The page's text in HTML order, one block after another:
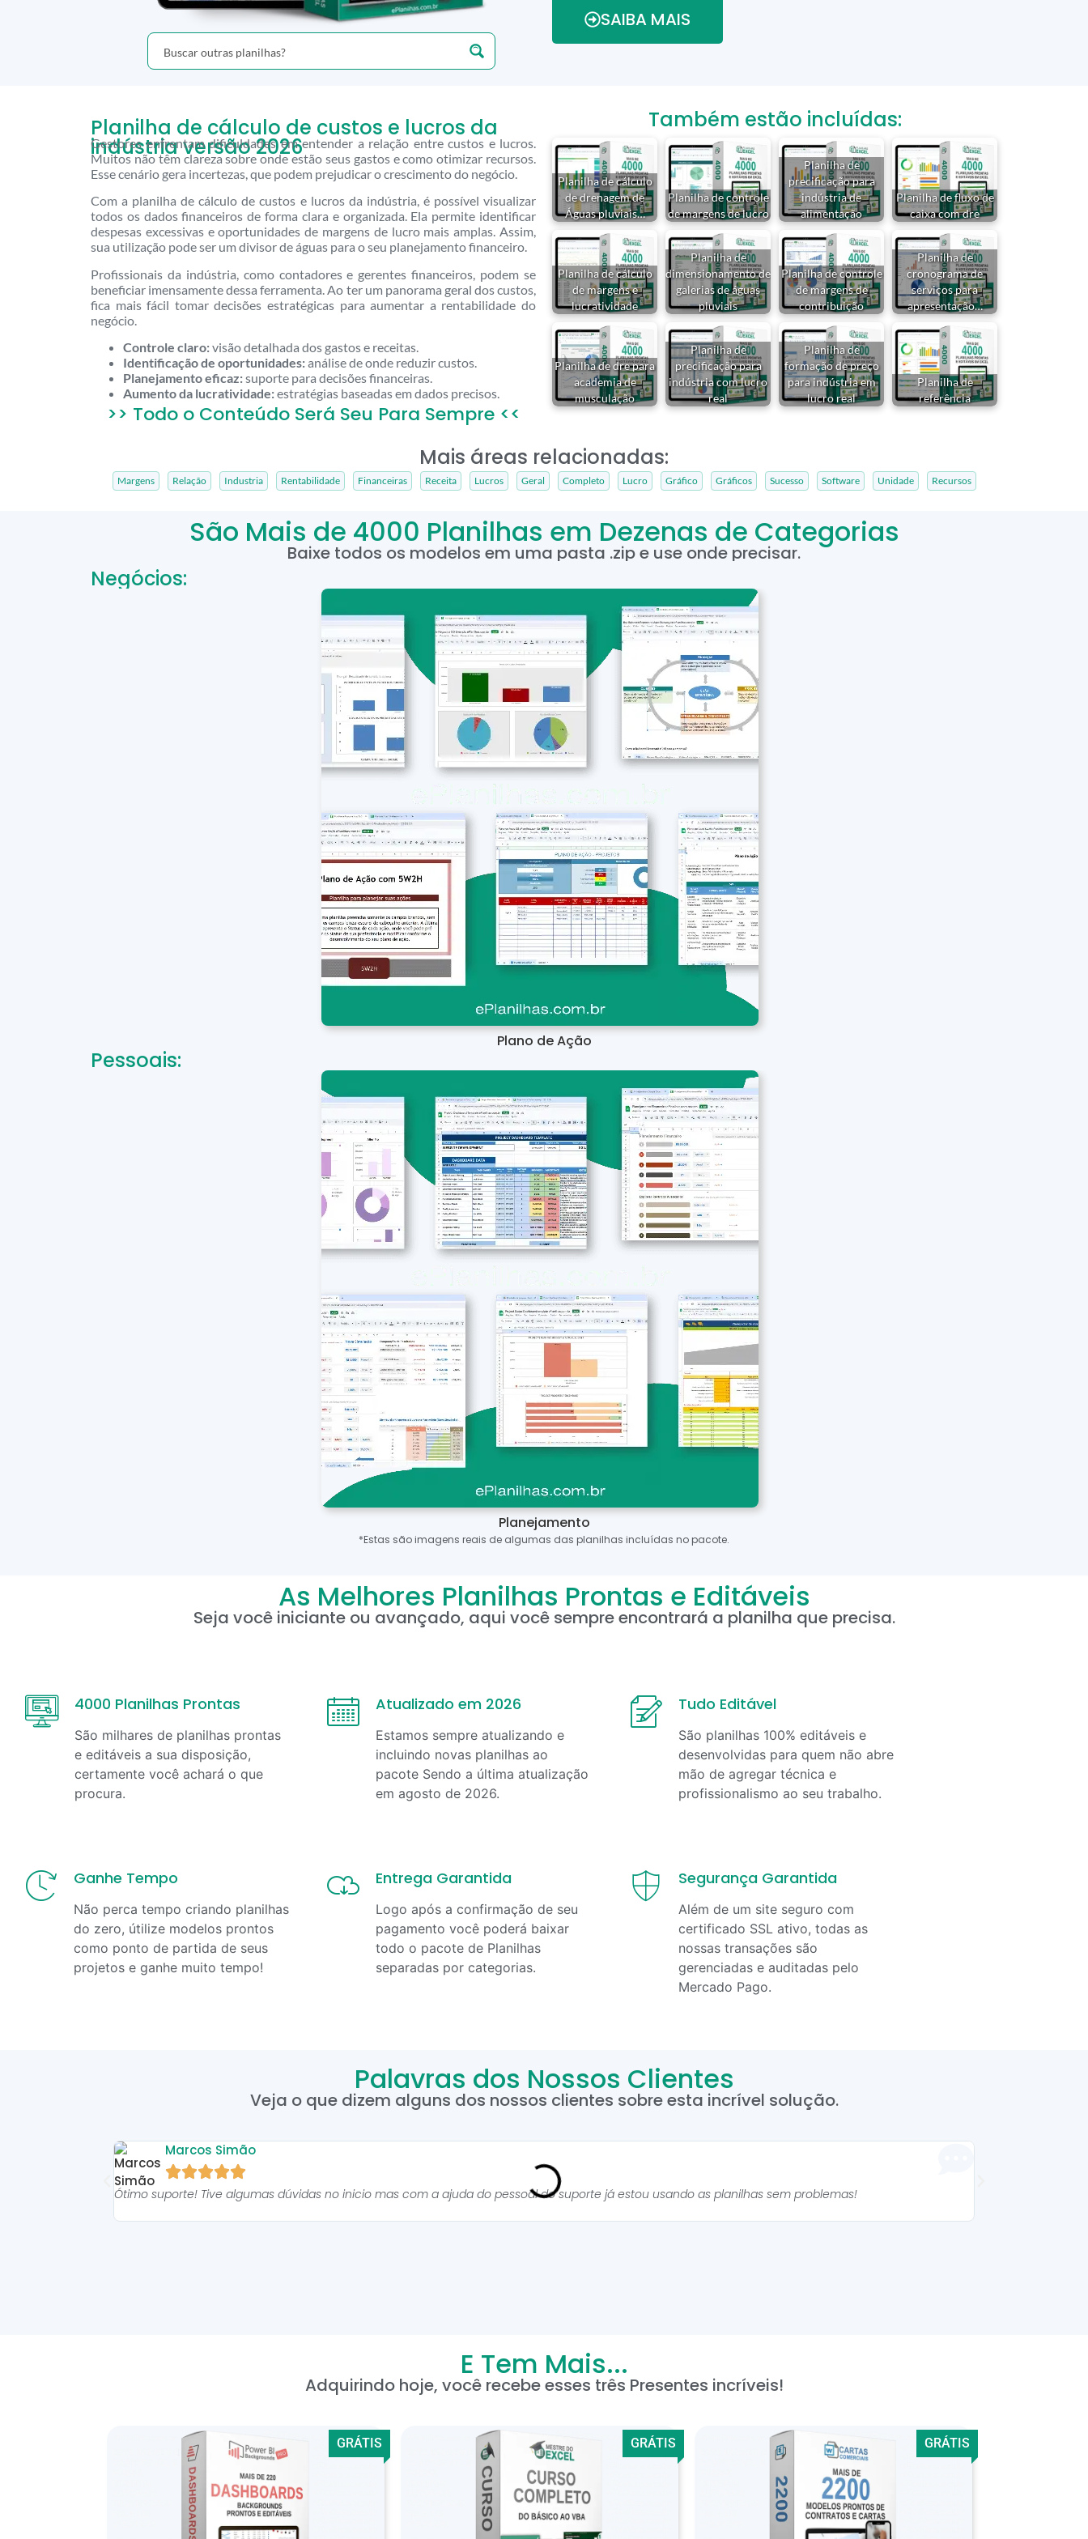
SAIBA MAIS
Planilha de cálculo de custos e lucros da
indústria versão 2026
Gestores enfrentam dificuldades em entender a relação entre custos e lucros.
Muitos não têm clareza sobre onde estão seus gastos e como otimizar recursos.
Esse cenário gera incertezas, que podem prejudicar o crescimento do negócio.
Com a planilha de cálculo de custos e lucros da indústria, é possível visualizar
todos os dados financeiros de forma clara e organizada. Ela permite identificar
despesas excessivas e oportunidades de margens de lucro mais amplas. Assim,
sua utilização pode ser um divisor de águas para o seu planejamento financeiro.
Profissionais da indústria, como contadores e gerentes financeiros, podem se
beneficiar imensamente dessa ferramenta. Ao ter um panorama geral dos custos,
fica mais fácil tomar decisões estratégicas para aumentar a rentabilidade do
negócio.
Controle claro:visão detalhada dos gastos e receitas.
Identificação de oportunidades:análise de onde reduzir custos.
Planejamento eficaz:suporte para decisões financeiras.
Aumento da lucratividade:estratégias baseadas em dados precisos.
>> Todo o Conteúdo Será Seu Para Sempre <<
Também estão incluídas:
Planilha de cálculo
de drenagem de
Águas pluviais…
Planilha de controle
de margens de lucro
Planilha de
precificação para
indústria de
alimentação
Planilha de fluxo de
caixa com dre
Planilha de cálculo
de margens e
lucratividade
Planilha de
dimensionamento de
galerias de águas
pluviais
Planilha de controle
de margens de
contribuição
Planilha de
cronograma de
serviços para
apresentação…
Planilha de dre para
academia de
musculação
Planilha de
precificação para
indústria com lucro
real
Planilha de
formação de preço
para indústria em
lucro real
Planilha de
referência
Mais áreas relacionadas:
Margens Relação Industria Rentabilidade Financeiras Receita Lucros Geral Completo Lucro Gráfico Gráficos Sucesso Software Unidade Recursos
São Mais de 4000 Planilhas em Dezenas de Categorias
Baixe todos os modelos em uma pasta .zip e use onde precisar.
Negócios:
Plano de Ação
Pessoais:
Planejamento
*Estas são imagens reais de algumas das planilhas incluídas no pacote.
As Melhores Planilhas Prontas e Editáveis
Seja você iniciante ou avançado, aqui você sempre encontrará a planilha que precisa.
4000 Planilhas Prontas
São milhares de planilhas prontas
e editáveis a sua disposição,
certamente você achará o que
procura.
Atualizado em 2026
Estamos sempre atualizando e
incluindo novas planilhas ao
pacote Sendo a última atualização
em agosto de 2026.
Tudo Editável
São planilhas 100% editáveis e
desenvolvidas para quem não abre
mão de agregar técnica e
profissionalismo ao seu trabalho.
Ganhe Tempo
Não perca tempo criando planilhas
do zero, útilize modelos prontos
como ponto de partida de seus
projetos e ganhe muito tempo!
Entrega Garantida
Logo após a confirmação de seu
pagamento você poderá baixar
todo o pacote de Planilhas
separadas por categorias.
Segurança Garantida
Além de um site seguro com
certificado SSL ativo, todas as
nossas transações são
gerenciadas e auditadas pelo
Mercado Pago.
Palavras dos Nossos Clientes
Veja o que dizem alguns dos nossos clientes sobre esta incrível solução.
Marcos Simão

Ótimo suporte! Tive algumas dúvidas no inicio mas com a ajuda do pessoal do suporte já estou usando as planilhas sem problemas!
E Tem Mais...
Adquirindo hoje, você recebe esses três Presentes incríveis!
GRÁTIS GRÁTIS GRÁTIS